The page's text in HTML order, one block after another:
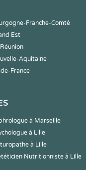
Franche-Comté
Est
Aquitaine
de-France
à Marseille
à Lille
à Lille
Nutritionniste à Lille